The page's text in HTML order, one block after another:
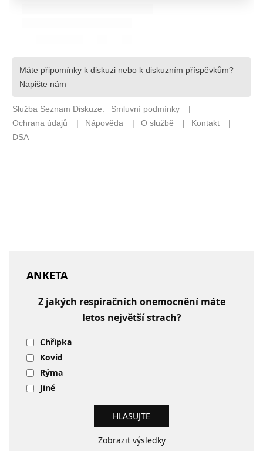
ANKETA
Z jakých respiračních onemocnění máte
letos největší strach?
Chřipka
Kovid
Rýma
Jiné
Zobrazit výsledky